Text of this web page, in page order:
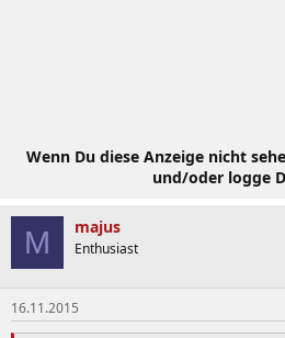
Wenn Du diese Anzeige nicht
und/oder logge
M majus
Enthusiast
16.11.2015